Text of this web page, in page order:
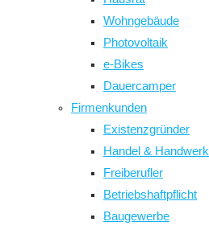
Wohngebäude
Photovoltaik
e-Bikes
Dauercamper
Firmenkunden
Existenzgründer
Handel & Handwerk
Freiberufler
Betriebshaftpflicht
Baugewerbe